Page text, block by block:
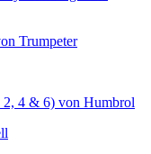
Trumpeter
2, 4 & 6) von Humbrol